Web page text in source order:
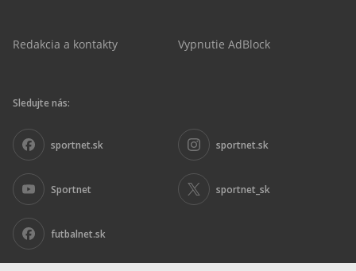
Redakcia a kontakty Vypnutie AdBlock
Sledujte nás:
sportnet.sk sportnet.sk
Sportnet sportnet_sk
futbalnet.sk